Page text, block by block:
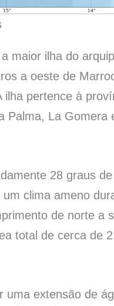
maior ilha do
a oeste de
ilha pertence à
Palma, La Gomera
28 graus
clima ameno
de norte a
total de cerca de
uma extensão de